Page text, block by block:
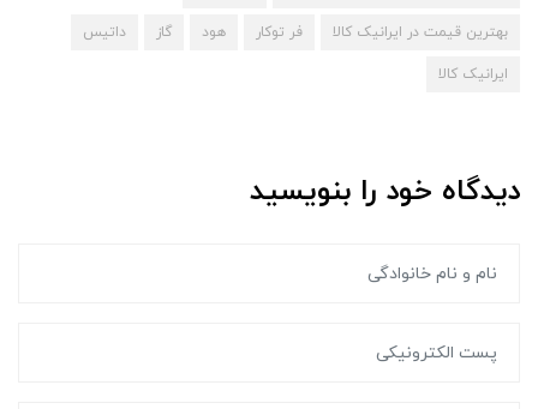
بهترین قیمت در ایرانیک کالا فر توکار هود گاز داتیس
ایرانیک کالا
دیدگاه خود را بنویسید